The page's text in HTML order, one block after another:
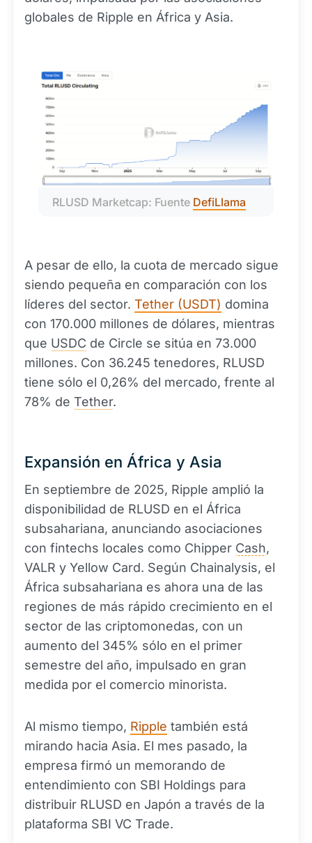
globales de Ripple en África y Asia.
RLUSD Marketcap: Fuente DefiLlama
A pesar de ello, la cuota de mercado sigue
siendo pequeña en comparación con los
líderes del sector. Tether (USDT) domina
con 170.000 millones de dólares, mientras
que USDC de Circle se sitúa en 73.000
millones. Con 36.245 tenedores, RLUSD
tiene sólo el 0,26% del mercado, frente al
78% de Tether.
Expansión en África y Asia
En septiembre de 2025, Ripple amplió la
disponibilidad de RLUSD en el África
subsahariana, anunciando asociaciones
con fintechs locales como Chipper Cash,
VALR y Yellow Card. Según Chainalysis, el
África subsahariana es ahora una de las
regiones de más rápido crecimiento en el
sector de las criptomonedas, con un
aumento del 345% sólo en el primer
semestre del año, impulsado en gran
medida por el comercio minorista.
Al mismo tiempo, Ripple también está
mirando hacia Asia. El mes pasado, la
empresa firmó un memorando de
entendimiento con SBI Holdings para
distribuir RLUSD en Japón a través de la
plataforma SBI VC Trade.